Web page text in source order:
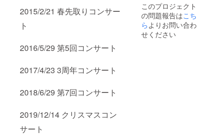
2015/2/21 春先取りコンサー
ト
2016/5/29 第5回コンサート
2017/4/23 3周年コンサート
2018/6/29 第7回コンサート
2019/12/14 クリスマスコン
サート
間過ご
したい
かご記
入お願
いいた
このプロジェクト
の問題報告はこち
ら よりお問い合わ
せください